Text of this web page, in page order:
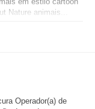
Nature animais...
Operador(a) de